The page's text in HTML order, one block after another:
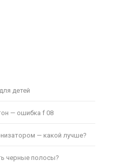
детей
— ошибка f 08
— какой лучше?
черные полосы?